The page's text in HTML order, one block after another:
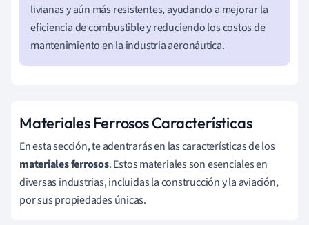
livianas y aún más resistentes, ayudando a mejorar la
eficiencia de combustible y reduciendo los costos de
mantenimiento en la industria aeronáutica.
Materiales Ferrosos Características
En esta sección, te adentrarás en las características de los
materiales ferrosos. Estos materiales son esenciales en
diversas industrias, incluidas la construcción y la aviación,
por sus propiedades únicas.